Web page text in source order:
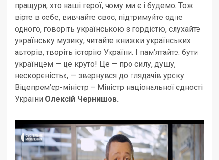
пращури, хто наші герої, чому ми є і будемо. Тож
вірте в себе, вивчайте своє, підтримуйте одне
одного, говоріть українською з гордістю, слухайте
українську музику, читайте книжки українських
авторів, творіть історію України. І пам’ятайте: бути
українцем — це круто! Це — про силу, душу,
нескореність», — звернувся до глядачів уроку
Віцепрем’єр-міністр – Міністр національної єдності
України Олексій Чернишов.